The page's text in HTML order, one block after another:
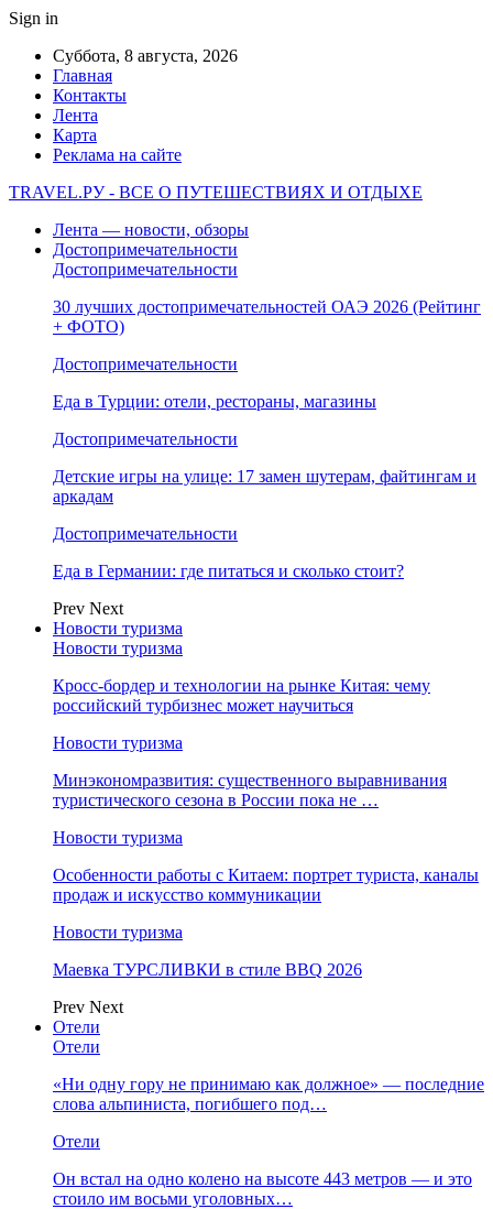
Sign in
Суббота, 8 августа, 2026
Главная
Контакты
Лента
Карта
Реклама на сайте
TRAVEL.РУ - ВСЕ О ПУТЕШЕСТВИЯХ И ОТДЫХЕ
Лента — новости, обзоры
Достопримечательности
Достопримечательности
30 лучших достопримечательностей ОАЭ 2026 (Рейтинг
+ ФОТО)
Достопримечательности
Еда в Турции: отели, рестораны, магазины
Достопримечательности
Детские игры на улице: 17 замен шутерам, файтингам и
аркадам
Достопримечательности
Еда в Германии: где питаться и сколько стоит?
Prev Next
Новости туризма
Новости туризма
Кросс-бордер и технологии на рынке Китая: чему
российский турбизнес может научиться
Новости туризма
Минэкономразвития: существенного выравнивания
туристического сезона в России пока не …
Новости туризма
Особенности работы с Китаем: портрет туриста, каналы
продаж и искусство коммуникации
Новости туризма
Маевка ТУРСЛИВКИ в стиле BBQ 2026
Prev Next
Отели
Отели
«Ни одну гору не принимаю как должное» — последние
слова альпиниста, погибшего под…
Отели
Он встал на одно колено на высоте 443 метров — и это
стоило им восьми уголовных…